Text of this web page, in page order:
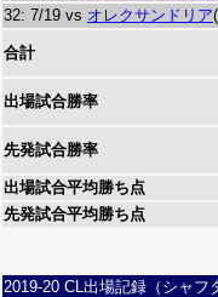
32: 7/19 vs オレクサンドリア
合計
出場試合勝率
先発試合勝率
出場試合平均勝ち点
先発試合平均勝ち点
2019-20 CL出場記録（シャフ